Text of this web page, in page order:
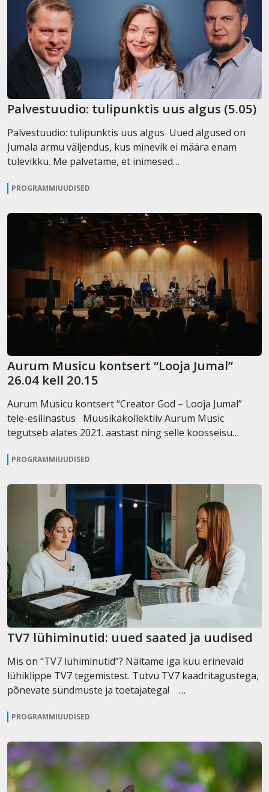
Palvestuudio: tulipunktis uus algus (5.05)
Palvestuudio: tulipunktis uus algus Uued algused on
Jumala armu väljendus, kus minevik ei määra enam
tulevikku. Me palvetame, et inimesed…
PROGRAMMIUUDISED
Aurum Musicu kontsert “Looja Jumal”
26.04 kell 20.15
Aurum Musicu kontsert “Creator God – Looja Jumal”
tele-esilinastus Muusikakollektiiv Aurum Music
tegutseb alates 2021. aastast ning selle koosseisu…
PROGRAMMIUUDISED
TV7 lühiminutid: uued saated ja uudised
Mis on “TV7 lühiminutid”? Näitame iga kuu erinevaid
lühiklippe TV7 tegemistest. Tutvu TV7 kaadritagustega,
põnevate sündmuste ja toetajatega! …
PROGRAMMIUUDISED